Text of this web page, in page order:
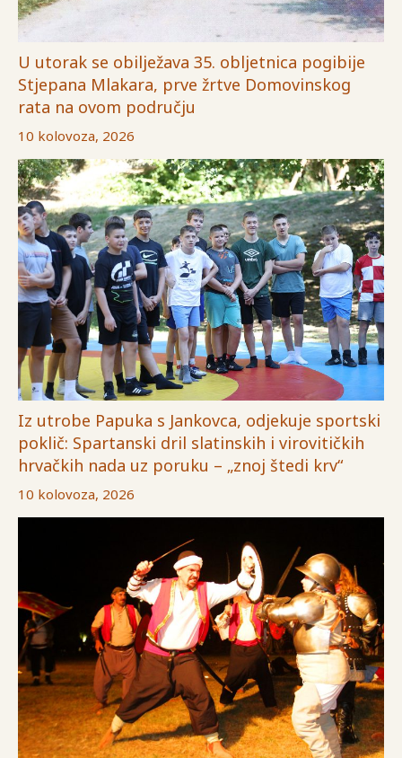
U utorak se obilježava 35. obljetnica pogibije
Stjepana Mlakara, prve žrtve Domovinskog
rata na ovom području
10 kolovoza, 2026
Iz utrobe Papuka s Jankovca, odjekuje sportski
poklič: Spartanski dril slatinskih i virovitičkih
hrvačkih nada uz poruku – „znoj štedi krv“
10 kolovoza, 2026